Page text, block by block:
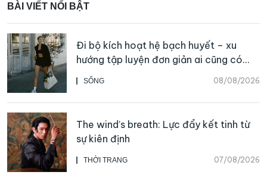
BÀI VIẾT NỔI BẬT
SỐNG 08/08/2026
Đi bộ kích hoạt hệ bạch huyết – xu
hướng tập luyện đơn giản ai cũng có
thể bắt đầu
THỜI TRANG 07/08/2026
The wind’s breath: Lực đẩy kết tinh từ
sự kiên định